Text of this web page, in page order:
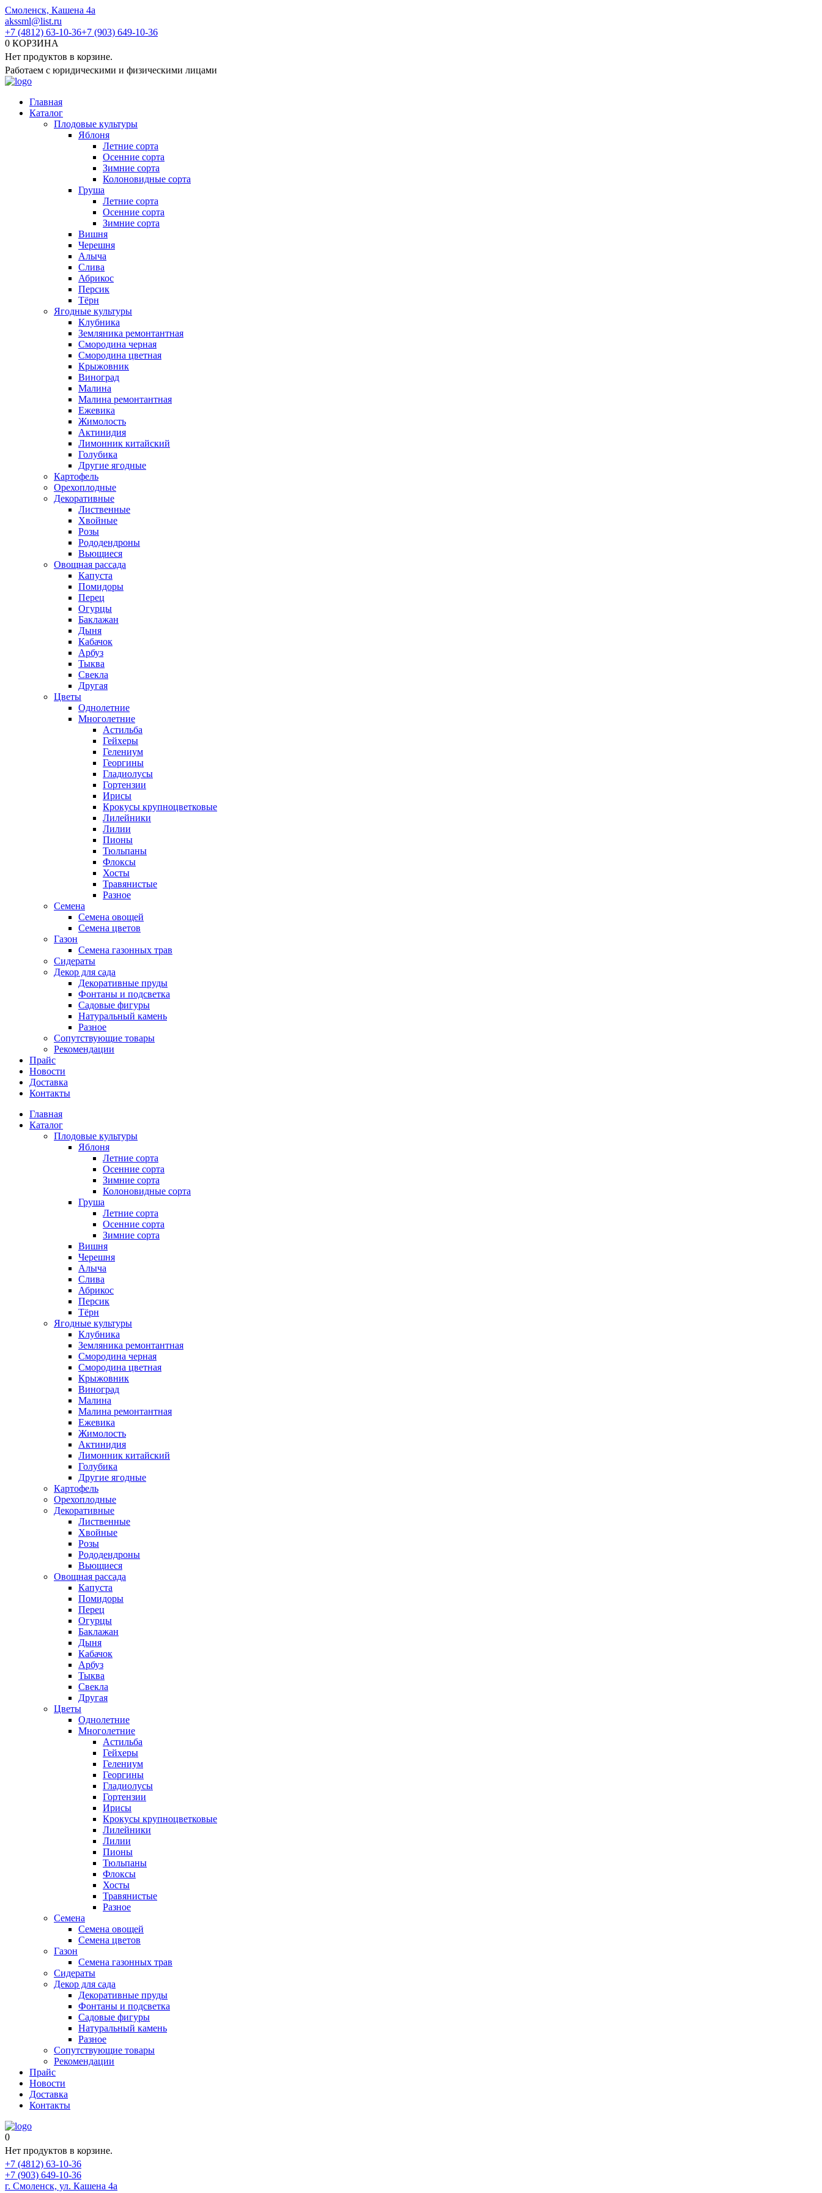
Перейти
к
содержанию
Смоленск, Кашена 4а
akssml@list.ru
+7 (4812) 63-10-36+7 (903) 649-10-36
0 КОРЗИНА
Нет продуктов в корзине.
Работаем с юридическими и физическими лицами
Главная
Каталог
Плодовые культуры
Яблоня
Летние сорта
Осенние сорта
Зимние сорта
Колоновидные сорта
Груша
Летние сорта
Осенние сорта
Зимние сорта
Вишня
Черешня
Алыча
Слива
Абрикос
Персик
Тёрн
Ягодные культуры
Клубника
Земляника ремонтантная
Смородина черная
Смородина цветная
Крыжовник
Виноград
Малина
Малина ремонтантная
Ежевика
Жимолость
Актинидия
Лимонник китайский
Голубика
Другие ягодные
Картофель
Орехоплодные
Декоративные
Лиственные
Хвойные
Розы
Рододендроны
Вьющиеся
Овощная рассада
Капуста
Помидоры
Перец
Огурцы
Баклажан
Дыня
Кабачок
Арбуз
Тыква
Свекла
Другая
Цветы
Однолетние
Многолетние
Астильба
Гейхеры
Гелениум
Георгины
Гладиолусы
Гортензии
Ирисы
Крокусы крупноцветковые
Лилейники
Лилии
Пионы
Тюльпаны
Флоксы
Хосты
Травянистые
Разное
Семена
Семена овощей
Семена цветов
Газон
Семена газонных трав
Сидераты
Декор для сада
Декоративные пруды
Фонтаны и подсветка
Садовые фигуры
Натуральный камень
Разное
Сопутствующие товары
Рекомендации
Прайс
Новости
Доставка
Контакты
Главная
Каталог
Плодовые культуры
Яблоня
Летние сорта
Осенние сорта
Зимние сорта
Колоновидные сорта
Груша
Летние сорта
Осенние сорта
Зимние сорта
Вишня
Черешня
Алыча
Слива
Абрикос
Персик
Тёрн
Ягодные культуры
Клубника
Земляника ремонтантная
Смородина черная
Смородина цветная
Крыжовник
Виноград
Малина
Малина ремонтантная
Ежевика
Жимолость
Актинидия
Лимонник китайский
Голубика
Другие ягодные
Картофель
Орехоплодные
Декоративные
Лиственные
Хвойные
Розы
Рододендроны
Вьющиеся
Овощная рассада
Капуста
Помидоры
Перец
Огурцы
Баклажан
Дыня
Кабачок
Арбуз
Тыква
Свекла
Другая
Цветы
Однолетние
Многолетние
Астильба
Гейхеры
Гелениум
Георгины
Гладиолусы
Гортензии
Ирисы
Крокусы крупноцветковые
Лилейники
Лилии
Пионы
Тюльпаны
Флоксы
Хосты
Травянистые
Разное
Семена
Семена овощей
Семена цветов
Газон
Семена газонных трав
Сидераты
Декор для сада
Декоративные пруды
Фонтаны и подсветка
Садовые фигуры
Натуральный камень
Разное
Сопутствующие товары
Рекомендации
Прайс
Новости
Доставка
Контакты
0
Нет продуктов в корзине.
+7 (4812) 63-10-36
+7 (903) 649-10-36
г. Смоленск, ул. Кашена 4а